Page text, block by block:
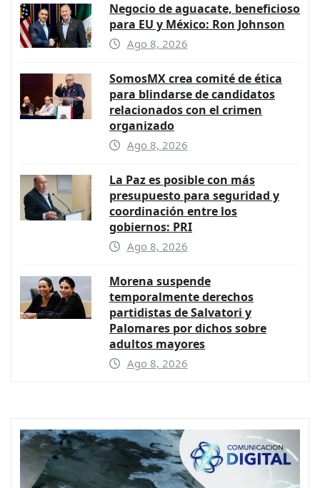
Negocio de aguacate, beneficioso
para EU y México: Ron Johnson
Ago 8, 2026
SomosMX crea comité de ética
para blindarse de candidatos
relacionados con el crimen
organizado
Ago 8, 2026
La Paz es posible con más
presupuesto para seguridad y
coordinación entre los
gobiernos: PRI
Ago 8, 2026
Morena suspende
temporalmente derechos
partidistas de Salvatori y
Palomares por dichos sobre
adultos mayores
Ago 8, 2026